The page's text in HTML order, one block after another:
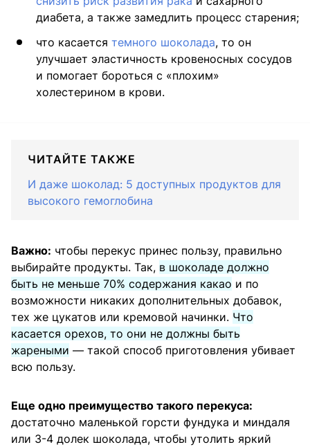
диабета, а также замедлить процесс старения;
что касается темного шоколада, то он
улучшает эластичность кровеносных сосудов
и помогает бороться с «плохим»
холестерином в крови.
ЧИТАЙТЕ ТАКЖЕ
И даже шоколад: 5 доступных продуктов для
высокого гемоглобина
Важно: чтобы перекус принес пользу, правильно
выбирайте продукты. Так, в шоколаде должно
быть не меньше 70% содержания какао и по
возможности никаких дополнительных добавок,
тех же цукатов или кремовой начинки. Что
касается орехов, то они не должны быть
жареными — такой способ приготовления убивает
всю пользу.
Еще одно преимущество такого перекуса:
достаточно маленькой горсти фундука и миндаля
или 3-4 долек шоколада, чтобы утолить яркий